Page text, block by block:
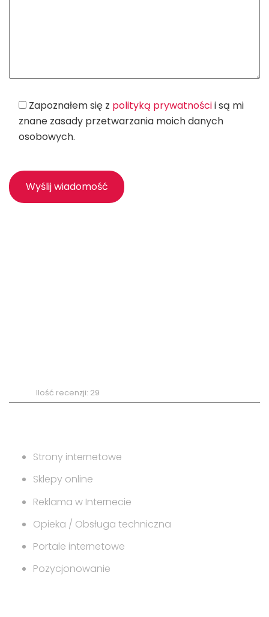
Zapoznałem się z polityką prywatnościi są mi
znane zasady przetwarzania moich danych
osobowych.
Ilość recenzji: 29
Strony internetowe
Sklepy online
Reklama w Internecie
Opieka / Obsługa techniczna
Portale internetowe
Pozycjonowanie